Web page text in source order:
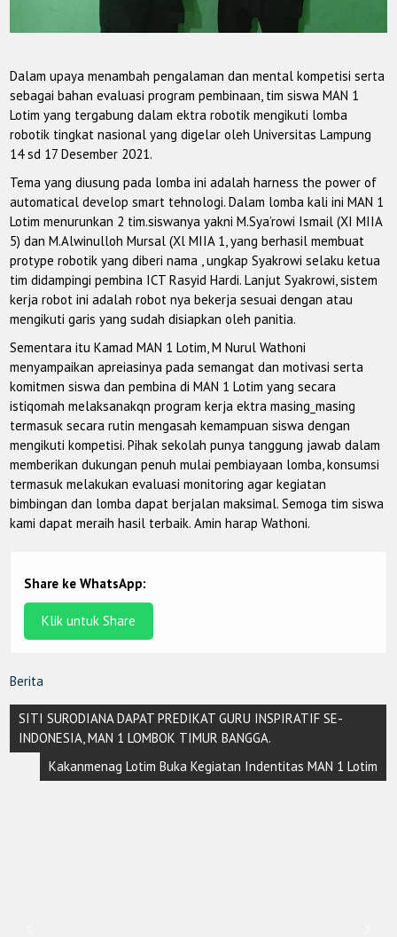
Dalam upaya menambah pengalaman dan mental kompetisi serta
sebagai bahan evaluasi program pembinaan, tim siswa MAN 1
Lotim yang tergabung dalam ektra robotik mengikuti lomba
robotik tingkat nasional yang digelar oleh Universitas Lampung
14 sd 17 Desember 2021.
Tema yang diusung pada lomba ini adalah harness the power of
automatical develop smart tehnologi. Dalam lomba kali ini MAN 1
Lotim menurunkan 2 tim.siswanya yakni M.Sya’rowi Ismail (XI MIIA
5) dan M.Alwinulloh Mursal (Xl MIIA 1, yang berhasil membuat
protype robotik yang diberi nama , ungkap Syakrowi selaku ketua
tim didampingi pembina ICT Rasyid Hardi. Lanjut Syakrowi, sistem
kerja robot ini adalah robot nya bekerja sesuai dengan atau
mengikuti garis yang sudah disiapkan oleh panitia.
Sementara itu Kamad MAN 1 Lotim, M Nurul Wathoni
menyampaikan apreiasinya pada semangat dan motivasi serta
komitmen siswa dan pembina di MAN 1 Lotim yang secara
istiqomah melaksanakqn program kerja ektra masing_masing
termasuk secara rutin mengasah kemampuan siswa dengan
mengikuti kompetisi. Pihak sekolah punya tanggung jawab dalam
memberikan dukungan penuh mulai pembiayaan lomba, konsumsi
termasuk melakukan evaluasi monitoring agar kegiatan
bimbingan dan lomba dapat berjalan maksimal. Semoga tim siswa
kami dapat meraih hasil terbaik. Amin harap Wathoni.
Share ke WhatsApp:
Klik untuk Share
Berita
Post
navigation
SITI SURODIANA DAPAT PREDIKAT GURU INSPIRATIF SE-
INDONESIA, MAN 1 LOMBOK TIMUR BANGGA.
Kakanmenag Lotim Buka Kegiatan Indentitas MAN 1 Lotim